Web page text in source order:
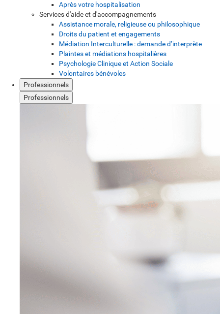
Après votre hospitalisation
Services d'aide et d'accompagnements
Assistance morale, religieuse ou philosophique
Droits du patient et engagements
Médiation Interculturelle : demande d’interprète
Plaintes et médiations hospitalières
Psychologie Clinique et Action Sociale
Volontaires bénévoles
Professionnels
Professionnels